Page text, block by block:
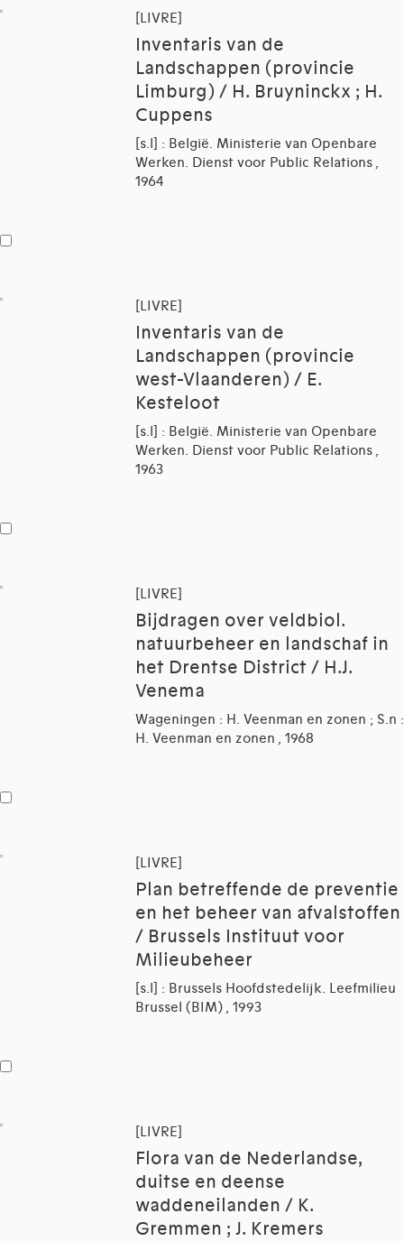
[LIVRE]
Inventaris van de
Landschappen (provincie
Limburg) / H. Bruyninckx ; H.
Cuppens
[s.l] : België. Ministerie van Openbare
Werken. Dienst voor Public Relations ,
1964
[LIVRE]
Inventaris van de
Landschappen (provincie
west-Vlaanderen) / E.
Kesteloot
[s.l] : België. Ministerie van Openbare
Werken. Dienst voor Public Relations ,
1963
[LIVRE]
Bijdragen over veldbiol.
natuurbeheer en landschaf in
het Drentse District / H.J.
Venema
Wageningen : H. Veenman en zonen ; S.n :
H. Veenman en zonen , 1968
[LIVRE]
Plan betreffende de preventie
en het beheer van afvalstoffen
/ Brussels Instituut voor
Milieubeheer
[s.l] : Brussels Hoofdstedelijk. Leefmilieu
Brussel (BIM) , 1993
[LIVRE]
Flora van de Nederlandse,
duitse en deense
waddeneilanden / K.
Gremmen ; J. Kremers